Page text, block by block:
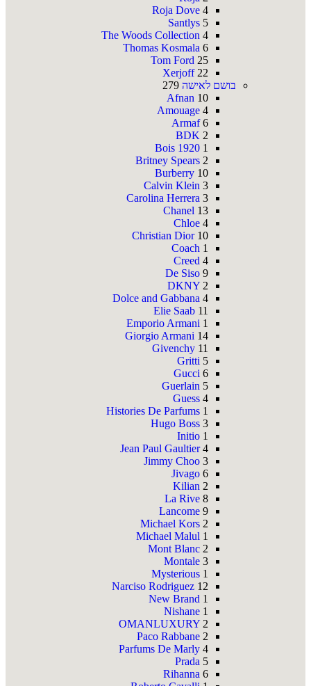
Roja Dove 4
Santlys 5
The Woods Collection 4
Thomas Kosmala 6
Tom Ford 25
Xerjoff 22
בושם לאישה 279
Afnan 10
Amouage 4
Armaf 6
BDK 2
Bois 1920 1
Britney Spears 2
Burberry 10
Calvin Klein 3
Carolina Herrera 3
Chanel 13
Chloe 4
Christian Dior 10
Coach 1
Creed 4
De Siso 9
DKNY 2
Dolce and Gabbana 4
Elie Saab 11
Emporio Armani 1
Giorgio Armani 14
Givenchy 11
Gritti 5
Gucci 6
Guerlain 5
Guess 4
Histories De Parfums 1
Hugo Boss 3
Initio 1
Jean Paul Gaultier 4
Jimmy Choo 3
Jivago 6
Kilian 2
La Rive 8
Lancome 9
Michael Kors 2
Michael Malul 1
Mont Blanc 2
Montale 3
Mysterious 1
Narciso Rodriguez 12
New Brand 1
Nishane 1
OMANLUXURY 2
Paco Rabbane 2
Parfums De Marly 4
Prada 5
Rihanna 6